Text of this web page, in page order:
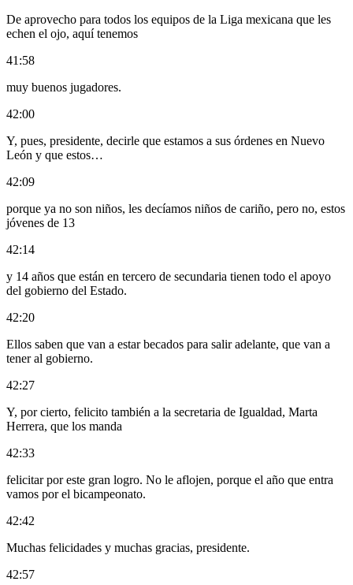
De aprovecho para todos los equipos de la Liga mexicana que les
echen el ojo, aquí tenemos
41:58
muy buenos jugadores.
42:00
Y, pues, presidente, decirle que estamos a sus órdenes en Nuevo
León y que estos…
42:09
porque ya no son niños, les decíamos niños de cariño, pero no, estos
jóvenes de 13
42:14
y 14 años que están en tercero de secundaria tienen todo el apoyo
del gobierno del Estado.
42:20
Ellos saben que van a estar becados para salir adelante, que van a
tener al gobierno.
42:27
Y, por cierto, felicito también a la secretaria de Igualdad, Marta
Herrera, que los manda
42:33
felicitar por este gran logro. No le aflojen, porque el año que entra
vamos por el bicampeonato.
42:42
Muchas felicidades y muchas gracias, presidente.
42:57